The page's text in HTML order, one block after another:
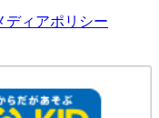
ディアポリシー